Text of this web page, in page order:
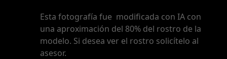
Esta fotografía fue modificada con IA con
una aproximación del 80% del rostro de la
modelo. Si desea ver el rostro solicítelo al
asesor.